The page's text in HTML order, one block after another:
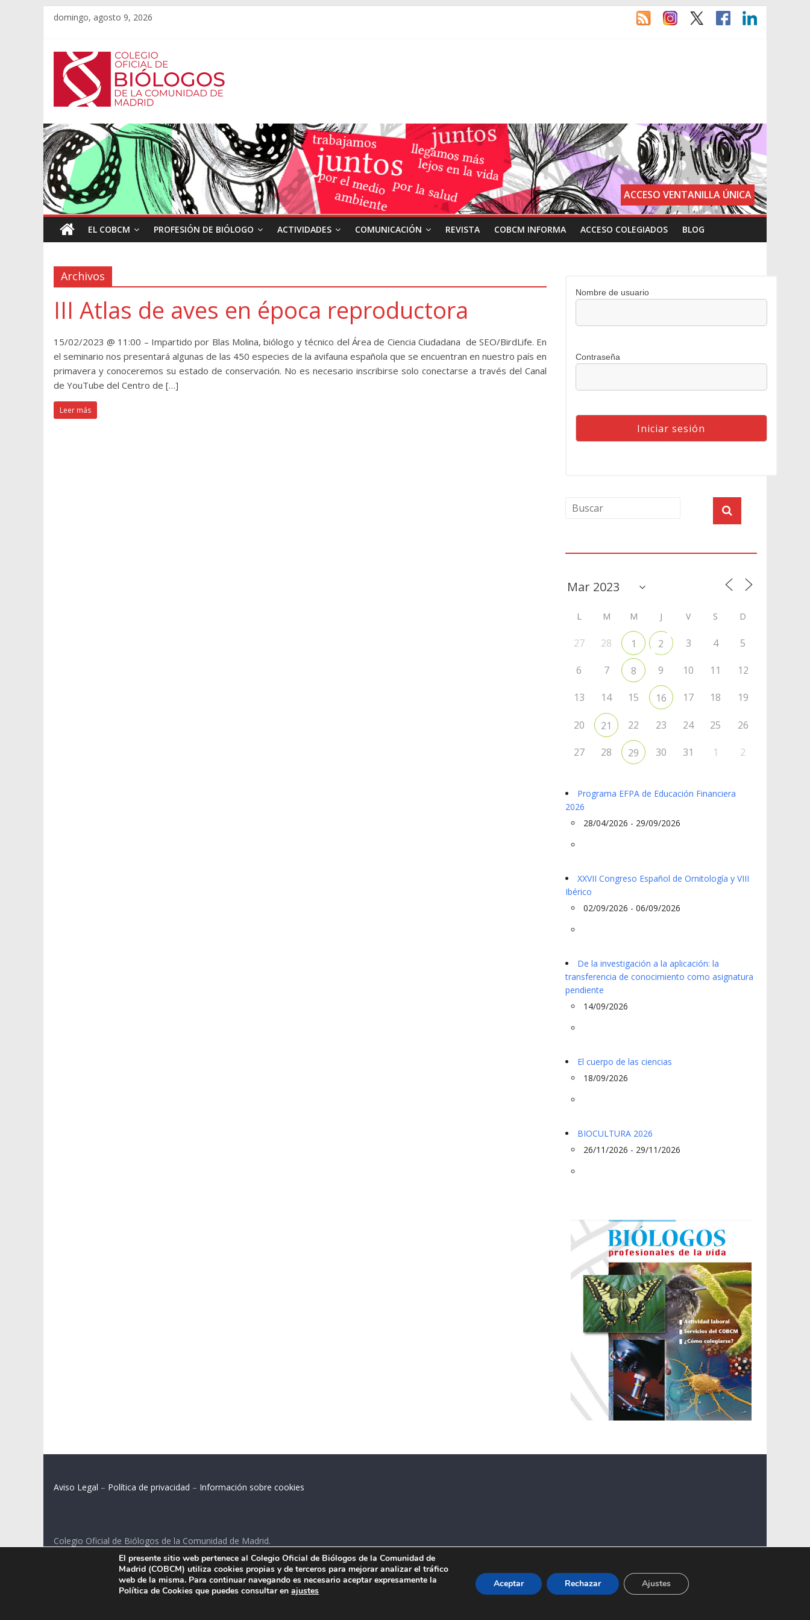
domingo, agosto 9, 2026
ACCESO VENTANILLA ÚNICA
EL COBCM PROFESIÓN DE BIÓLOGO ACTIVIDADES COMUNICACIÓN REVISTA COBCM INFORMA ACCESO COLEGIADOS BLOG
Archivos
III Atlas de aves en época reproductora
15/02/2023 @ 11:00 – Impartido por Blas Molina, biólogo y técnico del Área de Ciencia Ciudadana de SEO/BirdLife. En
el seminario nos presentará algunas de las 450 especies de la avifauna española que se encuentran en nuestro país en
primavera y conoceremos su estado de conservación. No es necesario inscribirse solo conectarse a través del Canal
de YouTube del Centro de […]
Leer más
Nombre de usuario
Contraseña
L M M J V S D
27 28 1 2 3 4 5
6 7 8 9 10 11 12
13 14 15 16 17 18 19
20 21 22 23 24 25 26
27 28 29 30 31 1 2
Programa EFPA de Educación Financiera
2026
28/04/2026 - 29/09/2026
XXVII Congreso Español de Ornitología y VIII
Ibérico
02/09/2026 - 06/09/2026
De la investigación a la aplicación: la
transferencia de conocimiento como asignatura
pendiente
14/09/2026
El cuerpo de las ciencias
18/09/2026
BIOCULTURA 2026
26/11/2026 - 29/11/2026
Aviso Legal – Política de privacidad – Información sobre cookies
Colegio Oficial de Biólogos de la Comunidad de Madrid.
C/ Santa Engracia 108, 2º int.izq. 28003 Madrid.
El presente sitio web pertenece al Colegio Oficial de Biólogos de la Comunidad de
Madrid (COBCM) utiliza cookies propias y de terceros para mejorar analizar el tráfico
web de la misma. Para continuar navegando es necesario aceptar expresamente la
Política de Cookies que puedes consultar enajustes
Aceptar Rechazar Ajustes